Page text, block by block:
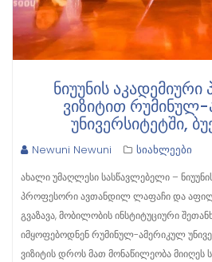
ᲜᲘᲣᲣᲜᲘᲡ
ᲕᲘᲖᲘᲢᲘᲗ
ᲣᲜᲘᲕᲔᲠᲡᲘᲢᲔᲢᲨᲘ,
Newuni Newuni სიახლეები
ახალი უმაღლესი სასწავლებელი –
პროფესორი ავთანდილ ლაფაჩი და
გვაზავა, მობილობის ინსტიტუციური
იმყოფებოდნენ რუმინულ-ამერიკულ
ვიზიტის დროს მათ მონაწილეობა